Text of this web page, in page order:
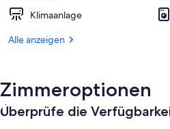
Klimaanlage
Alle anzeigen
Zimmeroptionen
Überprüfe die